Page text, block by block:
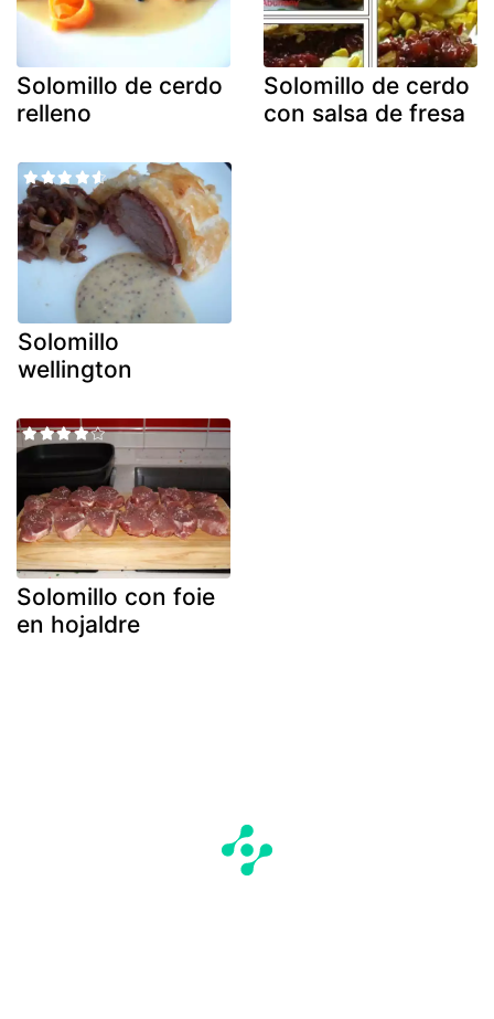
Solomillo de cerdo
relleno
Solomillo de cerdo
con salsa de fresa
Solomillo
wellington
Solomillo con foie
en hojaldre